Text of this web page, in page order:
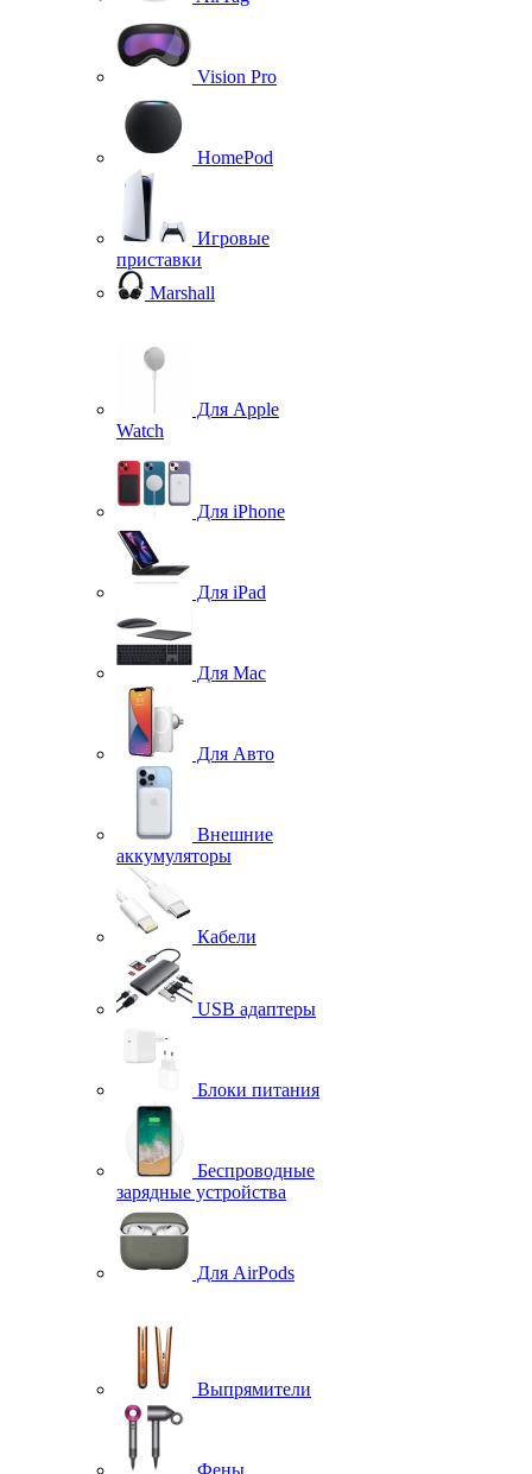
Vision Pro
HomePod
Игровые
приставки
Marshall
Для Apple
Watch
Для iPhone
Для iPad
Для Mac
Для Авто
Внешние
аккумуляторы
Кабели
USB адаптеры
Блоки питания
Беспроводные
зарядные устройства
Для AirPods
Выпрямители